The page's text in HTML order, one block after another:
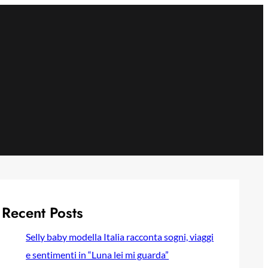
Recent Posts
Selly baby modella Italia racconta sogni, viaggi
e sentimenti in “Luna lei mi guarda”